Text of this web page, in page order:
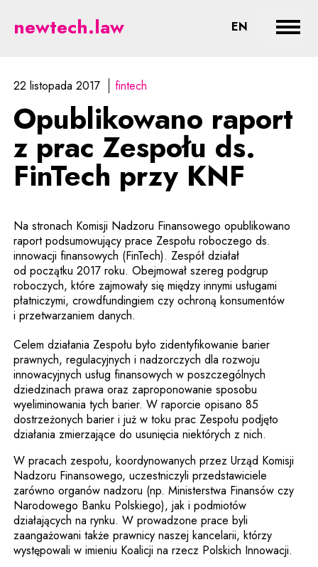
Opublikowano raport z prac
newtech.law EN CHANGE
22 listopada 2017 fintech
Opublikowano raport
z prac Zespołu ds.
FinTech przy KNF
Na stronach Komisji Nadzoru Finansowego opublikowano
raport podsumowujący prace Zespołu roboczego ds.
innowacji finansowych (FinTech). Zespół działał
od początku 2017 roku. Obejmował szereg podgrup
roboczych, które zajmowały się między innymi usługami
płatniczymi, crowdfundingiem czy ochroną konsumentów
i przetwarzaniem danych.
Celem działania Zespołu było zidentyfikowanie barier
prawnych, regulacyjnych i nadzorczych dla rozwoju
innowacyjnych usług finansowych w poszczególnych
dziedzinach prawa oraz zaproponowanie sposobu
wyeliminowania tych barier. W raporcie opisano 85
dostrzeżonych barier i już w toku prac Zespołu podjęto
działania zmierzające do usunięcia niektórych z nich.
W pracach zespołu, koordynowanych przez Urząd Komisji
Nadzoru Finansowego, uczestniczyli przedstawiciele
zarówno organów nadzoru (np. Ministerstwa Finansów czy
Narodowego Banku Polskiego), jak i podmiotów
działających na rynku. W prowadzone prace byli
zaangażowani także prawnicy naszej kancelarii, którzy
występowali w imieniu Koalicji na rzecz Polskich Innowacji.